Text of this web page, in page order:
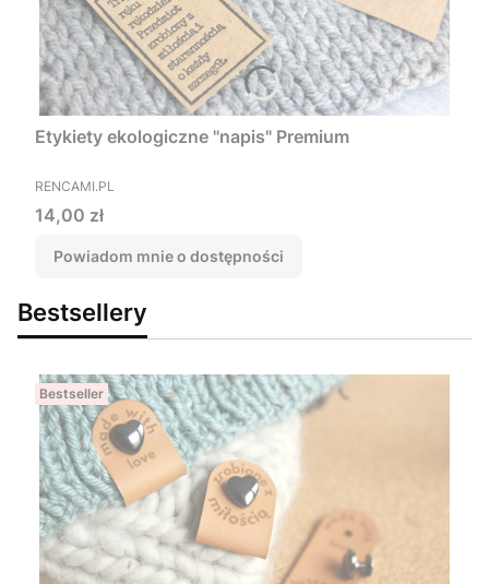
Etykiety ekologiczne "napis" Premium
PRODUCENT
RENCAMI.PL
Cena
14,00 zł
Powiadom mnie o dostępności
Bestsellery
Bestseller